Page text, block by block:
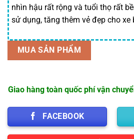
nhìn hậu rất rộng và tuổi thọ rất
sử dụng, tăng thêm vẻ đẹp cho xe
MUA SẢN PHẨM
Giao hàng toàn quốc phí vận
FACEBOOK